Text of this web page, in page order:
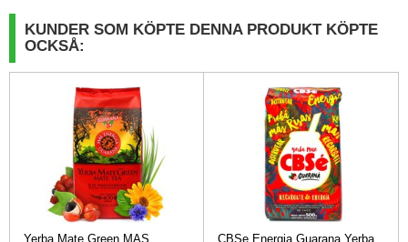
KUNDER SOM KÖPTE DENNA PRODUKT KÖPTE
OCKSÅ:
Yerba Mate Green MAS
CBSe Energia Guarana Yerba